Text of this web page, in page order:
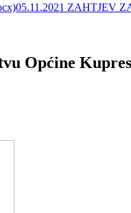
05.11.2021 ZAHTJEV
Općine